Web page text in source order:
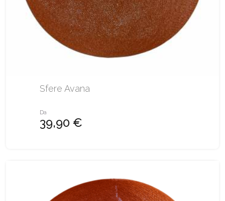
Sfere Avana
Da
39,90 €